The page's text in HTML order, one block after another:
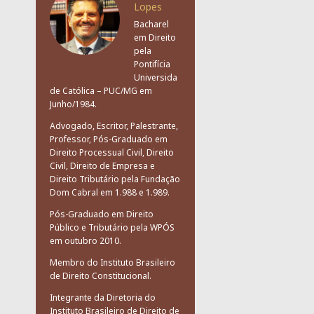
Lopes
Bacharel
em Direito
pela
Pontifícia
Universida
de Católica – PUC/MG em
Junho/1984.
Advogado, Escritor, Palestrante,
Professor, Pós-Graduado em
Direito Processual Civil, Direito
Civil, Direito de Empresa e
Direito Tributário pela Fundação
Dom Cabral em 1.988 e 1.989.
Pós-Graduado em Direito
Público e Tributário pela WPÓS
em outubro 2010.
Membro do Instituto Brasileiro
de Direito Constitucional.
Integrante da Diretoria do
Instituto Brasileiro de Direito de